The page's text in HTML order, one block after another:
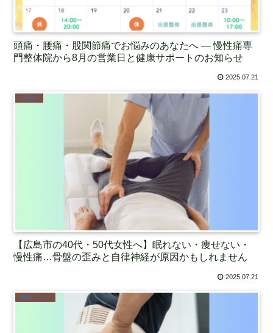
頭痛・腰痛・股関節痛でお悩みのあなたへ ― 慢性痛専
門整体院から8月の営業日と健康サポートのお知らせ
2025.07.21
症状別
【広島市の40代・50代女性へ】眠れない・痩せない・
慢性痛…骨盤の歪みと自律神経が原因かもしれません
2025.07.21
施術ブログ